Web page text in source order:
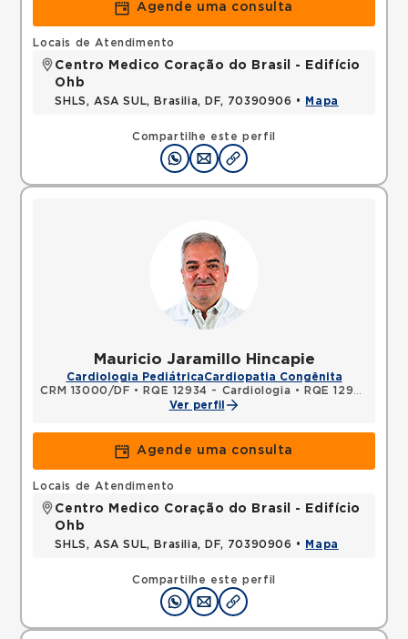
Agende uma consulta
Compartilhe este perfil
Locais de Atendimento
Centro Medico Coração do Brasil - Edifício
Ohb
SHLS, ASA SUL, Brasilia, DF, 70390906 • Mapa
Mauricio Jaramillo Hincapie
Cardiologia PediátricaCardiopatia Congênita
CRM 13000/DF • RQE 12934 - Cardiologia •
RQE 12935 - Pediatria
Ver perfil
Agende uma consulta
Compartilhe este perfil
Locais de Atendimento
Centro Medico Coração do Brasil - Edifício
Ohb
SHLS, ASA SUL, Brasilia, DF, 70390906 • Mapa